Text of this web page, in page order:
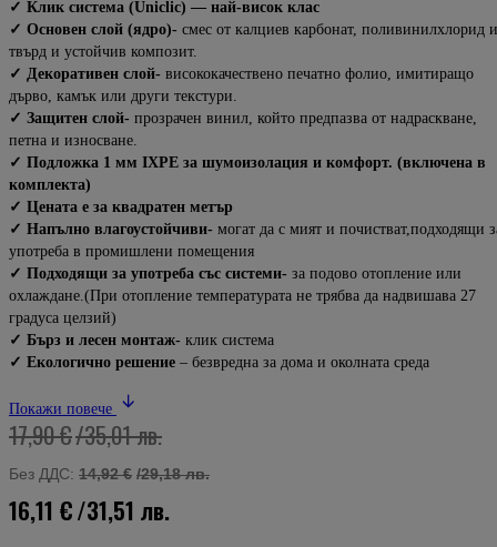
✓ Клик система (Uniclic) — най-висок клас
✓ Основен слой (ядро)- смес от калциев карбонат, поливинилхлорид и
твърд и устойчив композит.
✓ Декоративен слой- висококачествено печатно фолио, имитиращо
дърво, камък или други текстури.
✓ Защитен слой- прозрачен винил, който предпазва от надраскване,
петна и износване.
✓ Подложка 1 мм IXPE за шумоизолация и комфорт. (включена в
комплекта)
✓ Цената е за квадратен метър
✓ Напълно влагоустойчиви- могат да с мият и почистват,подходящи
употреба в промишлени помещения
✓ Подходящи за употреба със системи- за подово отопление или
охлаждане.(При отопление температурата не трябва да надвишава 27
градуса целзий)
✓ Бърз и лесен монтаж- клик система
✓ Екологично решение – безвредна за дома и околната среда
Покажи повече
17,90 €/35,01 лв.
Без ДДС: 14,92 € /29,18 лв.
16,11 €/31,51 лв.